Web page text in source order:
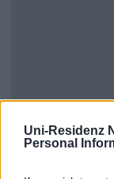
Uni-Residenz
Personal